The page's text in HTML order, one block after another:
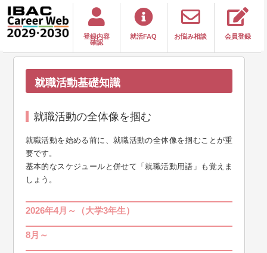
登録内容
確認
就活FAQ お悩み相談 会員登録
就職活動基礎知識
就職活動の全体像を掴む
就職活動を始める前に、就職活動の全体像を掴むことが重
要です。
基本的なスケジュールと併せて「就職活動用語」も覚えま
しょう。
2026年4月～（大学3年生）
8月～